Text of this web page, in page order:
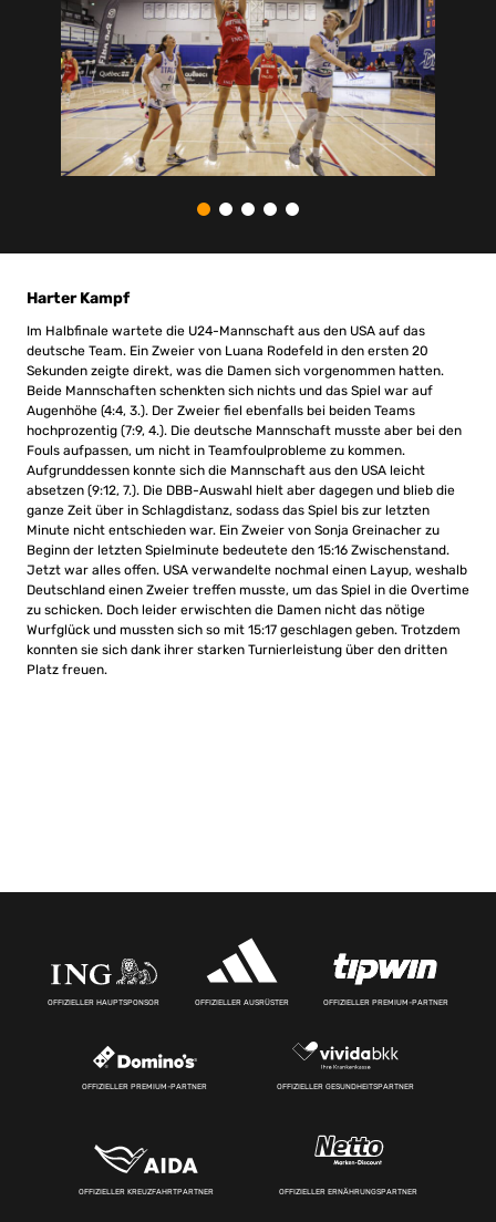
Harter Kampf
Im Halbfinale wartete die U24-Mannschaft aus den USA auf das
deutsche Team. Ein Zweier von Luana Rodefeld in den ersten 20
Sekunden zeigte direkt, was die Damen sich vorgenommen hatten.
Beide Mannschaften schenkten sich nichts und das Spiel war auf
Augenhöhe (4:4, 3.). Der Zweier fiel ebenfalls bei beiden Teams
hochprozentig (7:9, 4.). Die deutsche Mannschaft musste aber bei den
Fouls aufpassen, um nicht in Teamfoulprobleme zu kommen.
Aufgrunddessen konnte sich die Mannschaft aus den USA leicht
absetzen (9:12, 7.). Die DBB-Auswahl hielt aber dagegen und blieb die
ganze Zeit über in Schlagdistanz, sodass das Spiel bis zur letzten
Minute nicht entschieden war. Ein Zweier von Sonja Greinacher zu
Beginn der letzten Spielminute bedeutete den 15:16 Zwischenstand.
Jetzt war alles offen. USA verwandelte nochmal einen Layup, weshalb
Deutschland einen Zweier treffen musste, um das Spiel in die Overtime
zu schicken. Doch leider erwischten die Damen nicht das nötige
Wurfglück und mussten sich so mit 15:17 geschlagen geben. Trotzdem
konnten sie sich dank ihrer starken Turnierleistung über den dritten
Platz freuen.
OFFIZIELLER HAUPTSPONSOR OFFIZIELLER AUSRÜSTER OFFIZIELLER PREMIUM-PARTNER
OFFIZIELLER PREMIUM-PARTNER OFFIZIELLER GESUNDHEITSPARTNER
OFFIZIELLER KREUZFAHRTPARTNER OFFIZIELLER ERNÄHRUNGSPARTNER